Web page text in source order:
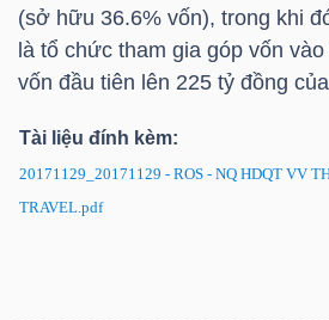
(sở hữu 36.6% vốn), trong khi
là tổ chức tham gia góp vốn
vốn đầu tiên lên 225 tỷ đồng
Tài liệu đính kèm:
20171129_20171129 - ROS - NQ HDQT VV
TRAVEL.pdf
PHÂN
TÍCH